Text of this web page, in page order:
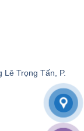
Trọng Tấn, P.